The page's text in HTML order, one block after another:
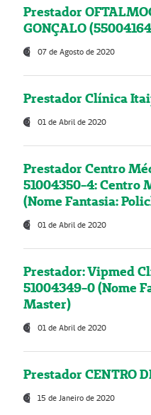
Prestador
GONÇALO
07 de Agosto de 2020
Prestador Clínica
01 de Abril de 2020
Prestador Centro
51004350-4: Centro
(Nome Fantasia:
01 de Abril de 2020
Prestador: Vipmed
51004349-0 (Nome
Master)
01 de Abril de 2020
Prestador CENTRO
15 de Janeiro de 2020